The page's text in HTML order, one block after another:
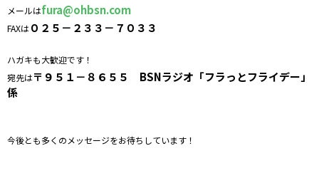
メールはfura@ohbsn.com
FAXは０２５－２３３－７０３３
ハガキも大歓迎です！
宛先は〒９５１－８６５５ BSNラジオ「フラっとフライデー」
係
今後とも多くのメッセージをお待ちしています！